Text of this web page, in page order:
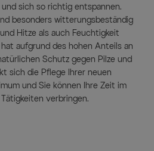
sich so richtig entspannen.
besonders witterungsbeständig
Hitze als auch Feuchtigkeit
hat aufgrund des hohen Anteils an
Schutz gegen Pilze und
sich die Pflege Ihrer neuen
und Sie können Ihre Zeit im
verbringen.